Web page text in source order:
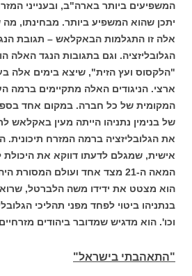
המשפיעים ביותר בארה"ב, ובענייני
יתכן שהוא המשפיע ביותר. מבחינתו,
אלה זו התגלמות הבאקלאש – תגובת
הגלובליזציה. וגם בתגובות הנגד האלה
"הלקסוס ועץ הזית", שיצא בימים אלה
ארצי. הניגודים האלה מתקיימים ברמה
המקומית של כל חברה. במקום אחד
של בנימין נתניהו הייתה מעין באקלאש
את הגלובליזציה ברמה המזרח תיכונית.
אישית, שמגלם לדעתו דווקא את
המאה ה-21 מצד אחד ועולם
הוא מצטט את ידידו משה הלברטל,
בנתניהו ביטוי לפחד מפני תהליכי
וכו'. הוא מדגיש שמדובר ביהודים
"התאהבתי בישראל"